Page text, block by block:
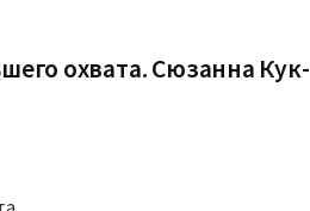
охвата. Сюзанна Кук-